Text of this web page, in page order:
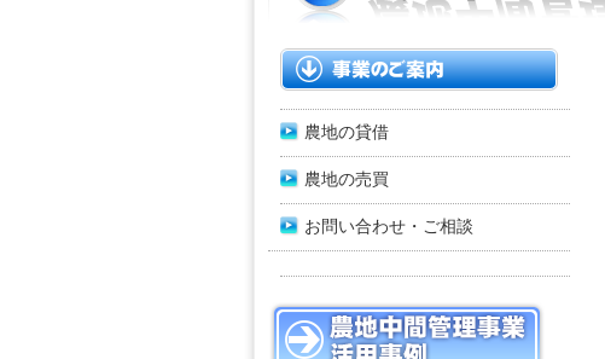
農地の貸借
農地の売買
お問い合わせ・ご相談